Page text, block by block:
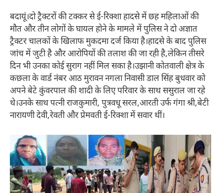
बदायूं।दो ट्रैक्टरों की टक्कर से ई-रिक्शा हादसे में छह महिलाओं की
मौत और तीन लोगों के घायल होने के मामले में पुलिस ने दो अज्ञात
ट्रैक्टर चालकों के खिलाफ मुकदमा दर्ज किया है।हादसे के बाद पुलिस
जांच में जुटी है और आरोपियों की तलाश की जा रही है,लेकिन तीसरे
दिन भी उनका कोई सुराग नहीं मिल सका है।उझानी कोतवाली क्षेत्र के
कछला के वार्ड नंबर आठ मुरावन नगला निवासी डाल सिंह बुधवार को
अपने बेटे कुंवरपाल की शादी के लिए परिवार के साथ ससुराल जा रहे
थे।उनके साथ पत्नी राजकुमारी, पुत्रवधू सरल,आरती उर्फ गंगा श्री,बेटी
नारायणी देवी,रेवती और प्रेमवती ई-रिक्शा में सवार थीं।